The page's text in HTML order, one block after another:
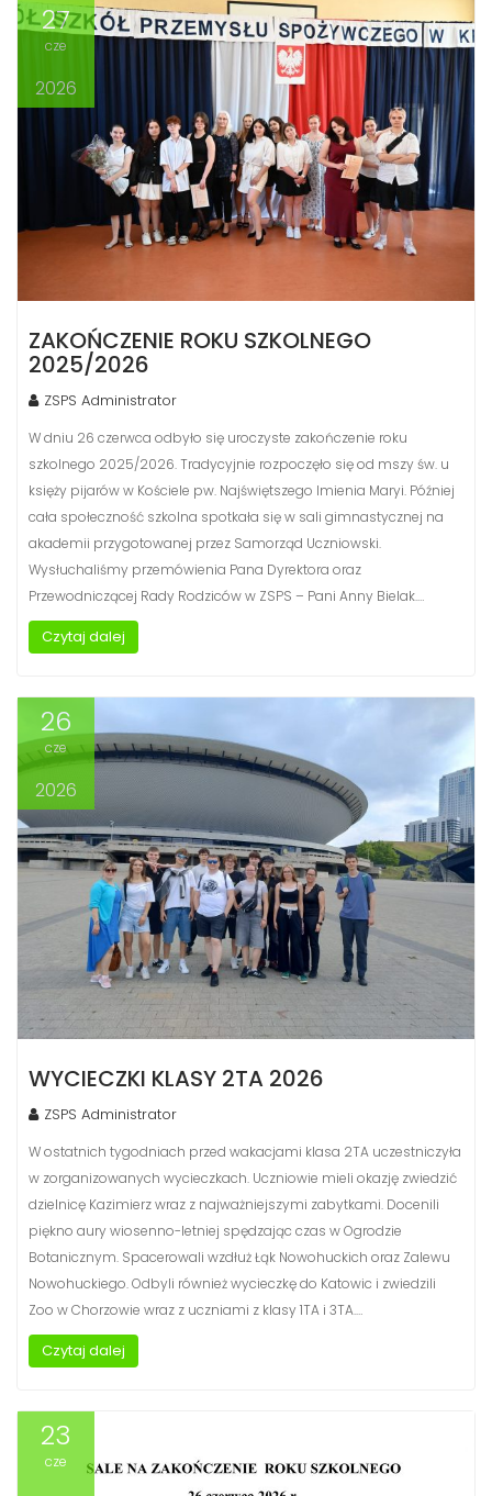
27
cze
2026
ZAKOŃCZENIE ROKU SZKOLNEGO
2025/2026
ZSPS Administrator
W dniu 26 czerwca odbyło się uroczyste zakończenie roku
szkolnego 2025/2026. Tradycyjnie rozpoczęło się od mszy św. u
księży pijarów w Kościele pw. Najświętszego Imienia Maryi. Później
cała społeczność szkolna spotkała się w sali gimnastycznej na
akademii przygotowanej przez Samorząd Uczniowski.
Wysłuchaliśmy przemówienia Pana Dyrektora oraz
Przewodniczącej Rady Rodziców w ZSPS – Pani Anny Bielak.…
Czytaj dalej
26
cze
2026
WYCIECZKI KLASY 2TA 2026
ZSPS Administrator
W ostatnich tygodniach przed wakacjami klasa 2TA uczestniczyła
w zorganizowanych wycieczkach. Uczniowie mieli okazję zwiedzić
dzielnicę Kazimierz wraz z najważniejszymi zabytkami. Docenili
piękno aury wiosenno-letniej spędzając czas w Ogrodzie
Botanicznym. Spacerowali wzdłuż Łąk Nowohuckich oraz Zalewu
Nowohuckiego. Odbyli również wycieczkę do Katowic i zwiedzili
Zoo w Chorzowie wraz z uczniami z klasy 1TA i 3TA.…
Czytaj dalej
23
cze